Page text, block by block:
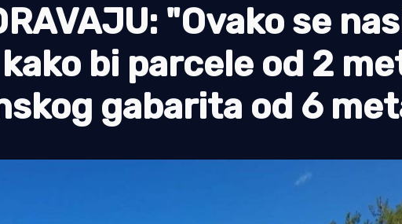
"Ovako se
bi parcele od 2
gabarita od 6